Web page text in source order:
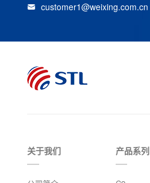
customer1@weixing.com.cn
关于我们 产品系列